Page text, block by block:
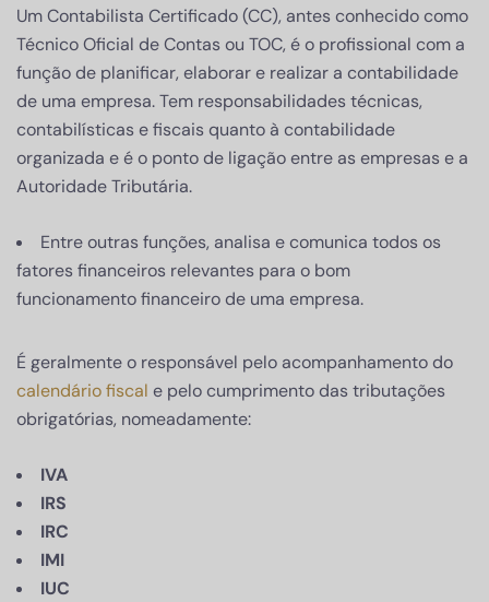
Um Contabilista Certificado (CC), antes conhecido como
Técnico Oficial de Contas ou TOC, é o profissional com a
função de planificar, elaborar e realizar a contabilidade
de uma empresa. Tem responsabilidades técnicas,
contabilísticas e fiscais quanto à contabilidade
organizada e é o ponto de ligação entre as empresas e a
Autoridade Tributária.
Entre outras funções, analisa e comunica todos os
fatores financeiros relevantes para o bom
funcionamento financeiro de uma empresa.
É geralmente o responsável pelo acompanhamento do
calendário fiscal e pelo cumprimento das tributações
obrigatórias, nomeadamente:
IVA
IRS
IRC
IMI
IUC